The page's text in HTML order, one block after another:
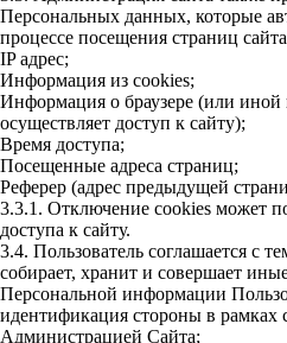
Персональных данных, которые
процессе посещения страниц
IP адрес;
Информация из cookies;
Информация о браузере (или иной
осуществляет доступ к сайту);
Время доступа;
Посещенные адреса страниц;
Реферер (адрес предыдущей
3.3.1. Отключение cookies может
доступа к сайту.
3.4. Пользователь соглашается с
собирает, хранит и совершает
Персональной информации
идентификация стороны в рамках
Администрацией Сайта;